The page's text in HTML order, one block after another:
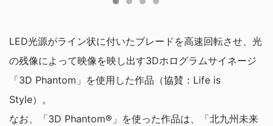
LED光源がライン状に付いたブレードを高速回転させ、光
の残像によって映像を映し出す3Dホログラムサイネージ
「3D Phantom」を使用した作品（協賛：Life is
Style）。
なお、「3D Phantom®︎」を使った作品は、「北九州未来